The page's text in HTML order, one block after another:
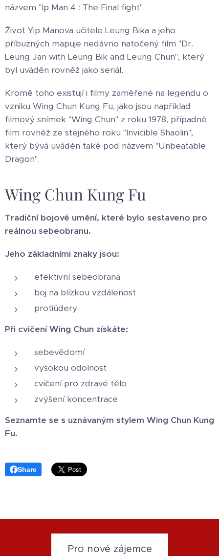
názvem "Ip Man 4 : The Final fight".
Život Yip Manova učitele Leung Bika a jeho
příbuzných mapuje nedávno natočený film "Dr.
Leung Jan with Leung Bik and Leung Chun", který
byl uváděn rovněž jako seriál.
Kromě toho existují i filmy zaměřené na legendu o
vzniku Wing Chun Kung Fu, jako jsou například
filmový snímek "Wing Chun" z roku 1978, případně
film rovněž ze stejného roku "Invicible Shaolin",
který bývá uváděn také pod názvem "Unbeatable
Dragon".
Wing Chun Kung Fu
Tradiční bojové umění, které bylo sestaveno pro
reálnou sebeobranu.
Jeho základními znaky jsou:
efektivní sebeobrana
boj na blízkou vzdálenost
protiúdery
Při cvičení Wing Chun získáte:
sebevědomí
vysokou odolnost
cvičení pro zdravé tělo
zvýšení koncentrace
Seznamte se s uznávaným stylem Wing Chun Kung
Fu.
Share
Pro nové zájemce